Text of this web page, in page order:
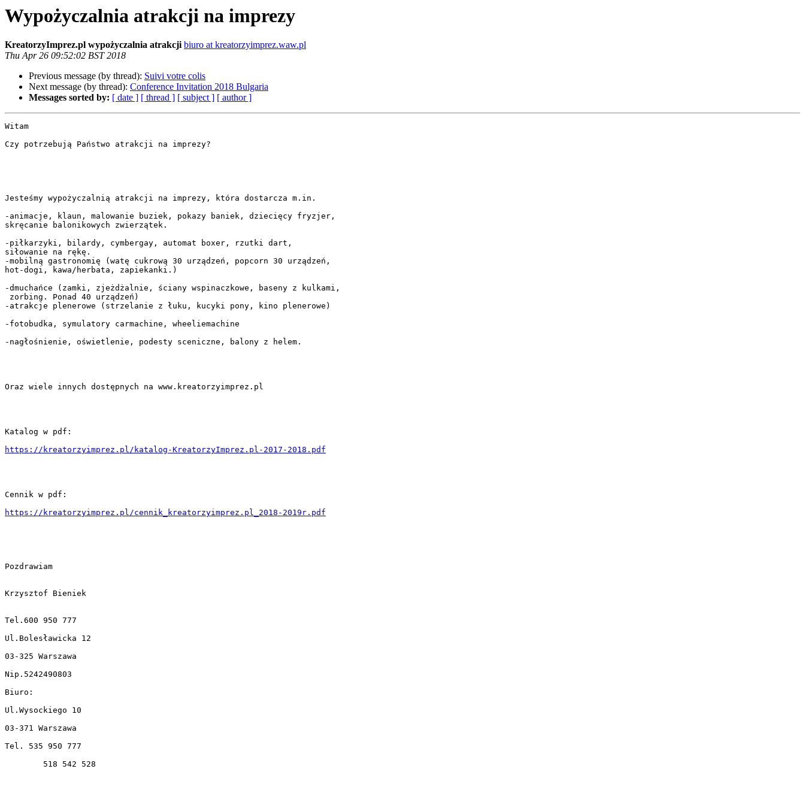
Wypożyczalnia atrakcji na imprezy
KreatorzyImprez.pl wypożyczalnia atrakcji biuro at kreatorzyimprez.waw.pl
Thu Apr 26 09:52:02 BST 2018
Previous message (by thread): Suivi votre colis
Next message (by thread): Conference Invitation 2018 Bulgaria
Messages sorted by: [ date ] [ thread ] [ subject ] [ author ]
Witam
Czy potrzebują Państwo atrakcji na imprezy?
Jesteśmy wypożyczalnią atrakcji na imprezy, która dostarcza m.in.
-animacje, klaun, malowanie buziek, pokazy baniek, dziecięcy fryzjer,
skręcanie balonikowych zwierzątek.
-piłkarzyki, bilardy, cymbergay, automat boxer, rzutki dart,
siłowanie na rękę.
-mobilną gastronomię (watę cukrową 30 urządzeń, popcorn 30 urządzeń,
hot-dogi, kawa/herbata, zapiekanki.)
-dmuchańce (zamki, zjeżdżalnie, ściany wspinaczkowe, baseny z kulkami,
-atrakcje plenerowe (strzelanie z łuku, kucyki pony, kino plenerowe)
-fotobudka, symulatory carmachine, wheeliemachine
-nagłośnienie, oświetlenie, podesty sceniczne, balony z helem.
Oraz wiele innych dostępnych na www.kreatorzyimprez.pl
Katalog w pdf:
https://kreatorzyimprez.pl/katalog-KreatorzyImprez.pl-2017-2018.pdf
Cennik w pdf:
https://kreatorzyimprez.pl/cennik_kreatorzyimprez.pl_2018-2019r.pdf
Pozdrawiam
Krzysztof Bieniek
Tel.600 950 777
Ul.Bolesławicka 12
03-325 Warszawa
Nip.5242490803
Biuro:
Ul.Wysockiego 10
03-371 Warszawa
Tel. 535 950 777